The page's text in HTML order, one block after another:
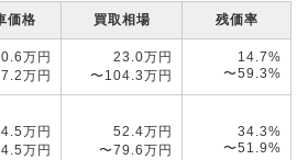
価格 買取相場 残価率
万円
万円
23.0万円
〜104.3万円
14.7%
〜59.3%
万円
万円
52.4万円
〜79.6万円
34.3%
〜51.9%